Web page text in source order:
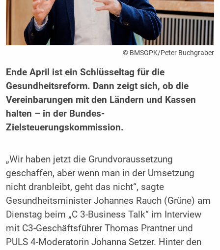
© BMSGPK/Peter Buchgraber
Ende April ist ein Schlüsseltag für die
Gesundheitsreform. Dann zeigt sich, ob die
Vereinbarungen mit den Ländern und Kassen
halten – in der Bundes-
Zielsteuerungskommission.
„Wir haben jetzt die Grundvoraussetzung
geschaffen, aber wenn man in der Umsetzung
nicht dranbleibt, geht das nicht“, sagte
Gesundheitsminister Johannes Rauch (Grüne) am
Dienstag beim „C 3-Business Talk“ im Interview
mit C3-Geschäftsführer Thomas Prantner und
PULS 4-Moderatorin Johanna Setzer. Hinter den